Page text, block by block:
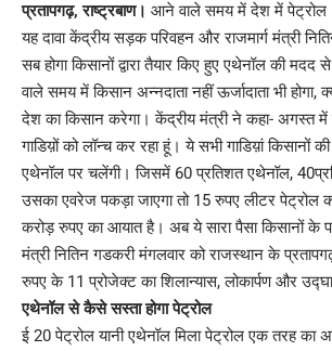
प्रतापगढ़, राष्ट्रबाण। आने वाले समय में देश में पेट्रोल
यह दावा केंद्रीय सड़क परिवहन और राजमार्ग मंत्री
सब होगा किसानों द्वारा तैयार किए हुए एथेनॉल की
वाले समय में किसान अन्नदाता नहीं ऊर्जादाता भी होगा,
देश का किसान करेगा। केंद्रीय मंत्री ने कहा- अगस्त में
गाडिय़ों को लॉन्च कर रहा हूं। ये सभी गाडिय़ां किसानों
एथेनॉल पर चलेंगी। जिसमें 60 प्रतिशत एथेनॉल,
उसका एवरेज पकड़ा जाएगा तो 15 रुपए लीटर पेट्रोल
करोड़ रुपए का आयात है। अब ये सारा पैसा किसानों के
मंत्री नितिन गडकरी मंगलवार को राजस्थान के
रुपए के 11 प्रोजेक्ट का शिलान्यास, लोकार्पण और
एथेनॉल से कैसे सस्ता होगा पेट्रोल
ई 20 पेट्रोल यानी एथेनॉल मिला पेट्रोल एक तरह का